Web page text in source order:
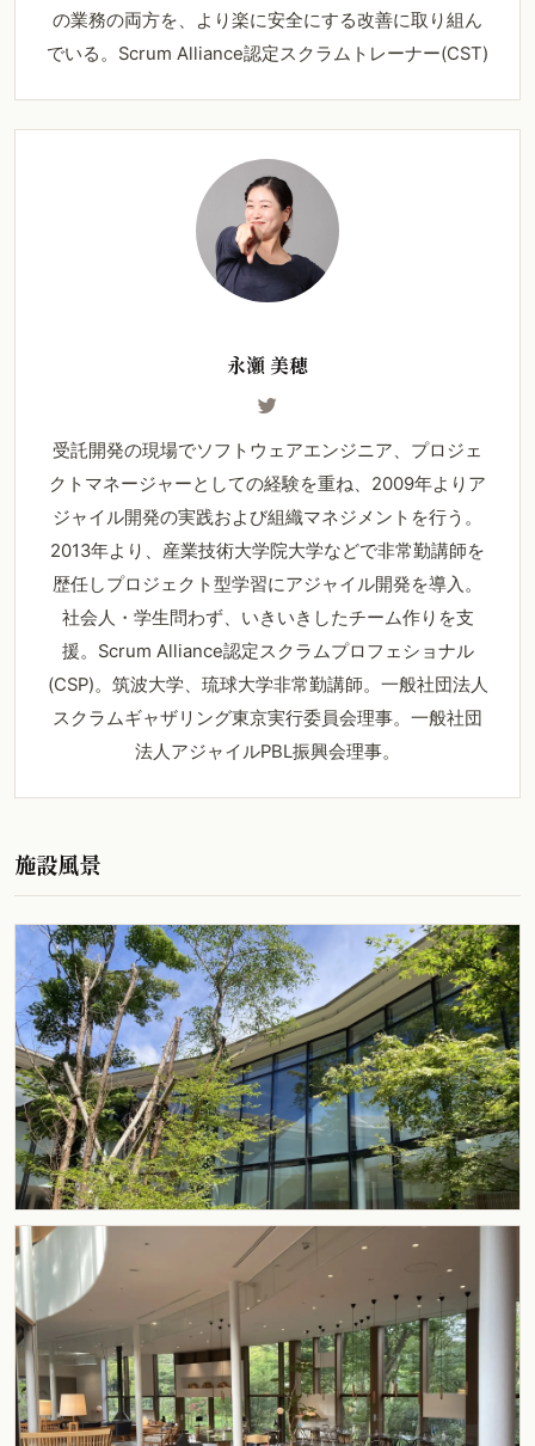
の業務の両方を、より楽に安全にする改善に取り組ん
でいる。Scrum Alliance認定スクラムトレーナー(CST)
永瀬 美穂
受託開発の現場でソフトウェアエンジニア、プロジェ
クトマネージャーとしての経験を重ね、2009年よりア
ジャイル開発の実践および組織マネジメントを行う。
2013年より、産業技術大学院大学などで非常勤講師を
歴任しプロジェクト型学習にアジャイル開発を導入。
社会人・学生問わず、いきいきしたチーム作りを支
援。Scrum Alliance認定スクラムプロフェショナル
(CSP)。筑波大学、琉球大学非常勤講師。一般社団法人
スクラムギャザリング東京実行委員会理事。一般社団
法人アジャイルPBL振興会理事。
施設風景